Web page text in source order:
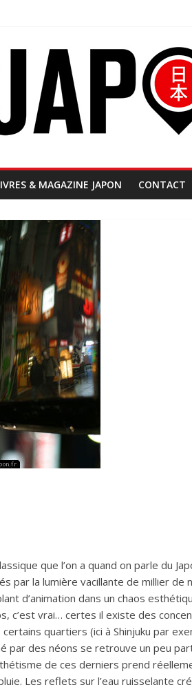
& MAGAZINE JAPON CONTACT
que l’on a quand on parle du
par la lumière vacillante de millier de
d’animation dans un chaos
c’est vrai… certes il existe des
quartiers (ici à Shinjuku par
par des néons se retrouve un peu
de ces derniers prend
Les reflets sur l’eau ruisselante